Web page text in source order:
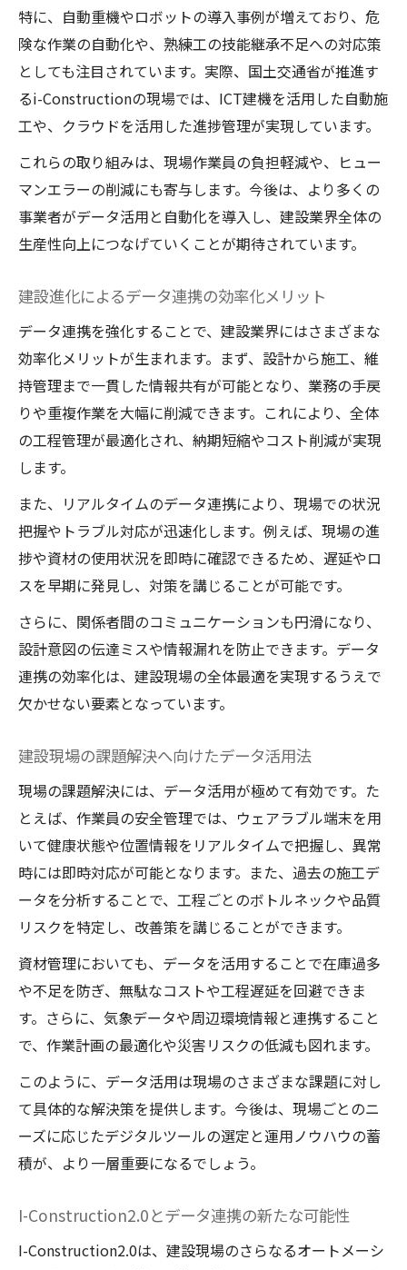
特に、自動重機やロボットの導入事例が増えており、危
険な作業の自動化や、熟練工の技能継承不足への対応策
としても注目されています。実際、国土交通省が推進す
るi-Constructionの現場では、ICT建機を活用した自動施
工や、クラウドを活用した進捗管理が実現しています。
これらの取り組みは、現場作業員の負担軽減や、ヒュー
マンエラーの削減にも寄与します。今後は、より多くの
事業者がデータ活用と自動化を導入し、建設業界全体の
生産性向上につなげていくことが期待されています。
建設進化によるデータ連携の効率化メリット
データ連携を強化することで、建設業界にはさまざまな
効率化メリットが生まれます。まず、設計から施工、維
持管理まで一貫した情報共有が可能となり、業務の手戻
りや重複作業を大幅に削減できます。これにより、全体
の工程管理が最適化され、納期短縮やコスト削減が実現
します。
また、リアルタイムのデータ連携により、現場での状況
把握やトラブル対応が迅速化します。例えば、現場の進
捗や資材の使用状況を即時に確認できるため、遅延やロ
スを早期に発見し、対策を講じることが可能です。
さらに、関係者間のコミュニケーションも円滑になり、
設計意図の伝達ミスや情報漏れを防止できます。データ
連携の効率化は、建設現場の全体最適を実現するうえで
欠かせない要素となっています。
建設現場の課題解決へ向けたデータ活用法
現場の課題解決には、データ活用が極めて有効です。た
とえば、作業員の安全管理では、ウェアラブル端末を用
いて健康状態や位置情報をリアルタイムで把握し、異常
時には即時対応が可能となります。また、過去の施工デ
ータを分析することで、工程ごとのボトルネックや品質
リスクを特定し、改善策を講じることができます。
資材管理においても、データを活用することで在庫過多
や不足を防ぎ、無駄なコストや工程遅延を回避できま
す。さらに、気象データや周辺環境情報と連携すること
で、作業計画の最適化や災害リスクの低減も図れます。
このように、データ活用は現場のさまざまな課題に対し
て具体的な解決策を提供します。今後は、現場ごとのニ
ーズに応じたデジタルツールの選定と運用ノウハウの蓄
積が、より一層重要になるでしょう。
I-Construction2.0とデータ連携の新たな可能性
I-Construction2.0は、建設現場のさらなるオートメーシ